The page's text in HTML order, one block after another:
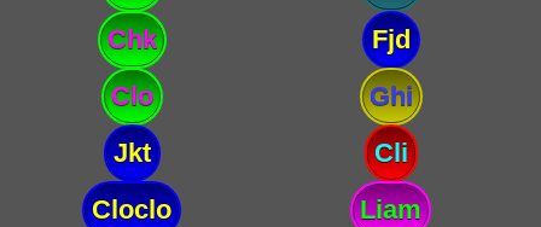
Chk
Fjd
Clo
Ghi
Jkt
Cli
Cloclo
Liam